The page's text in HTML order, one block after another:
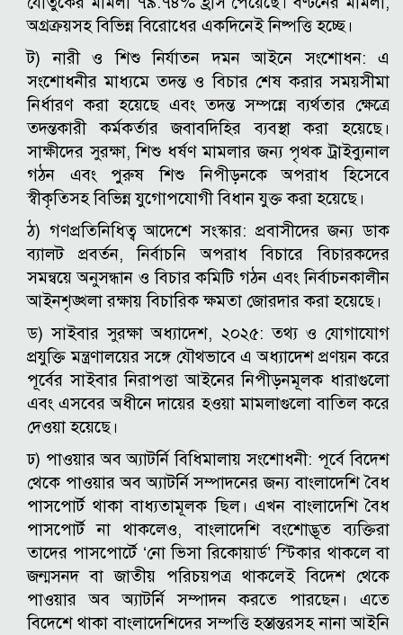
অগ্রক্রয়সহ বিভিন্ন বিরোধের একদিনেই নিষ্পত্তি হচ্ছে।
ট) নারী ও শিশু নির্যাতন দমন আইনে সংশোধন: এ
সংশোধনীর মাধ্যমে তদন্ত ও বিচার শেষ করার সময়সীমা
নির্ধারণ করা হয়েছে এবং তদন্ত সম্পন্নে ব্যর্থতার ক্ষেত্রে
তদন্তকারী কর্মকর্তার জবাবদিহির ব্যবস্থা করা হয়েছে।
সাক্ষীদের সুরক্ষা, শিশু ধর্ষণ মামলার জন্য পৃথক ট্রাইব্যুনাল
গঠন এবং পুরুষ শিশু নিপীড়নকে অপরাধ হিসেবে
স্বীকৃতিসহ বিভিন্ন যুগোপযোগী বিধান যুক্ত করা হয়েছে।
ঠ) গণপ্রতিনিধিত্ব আদেশে সংস্কার: প্রবাসীদের জন্য ডাক
ব্যালট প্রবর্তন, নির্বাচনি অপরাধ বিচারে বিচারকদের
সমন্বয়ে অনুসন্ধান ও বিচার কমিটি গঠন এবং নির্বাচনকালীন
আইনশৃঙ্খলা রক্ষায় বিচারিক ক্ষমতা জোরদার করা হয়েছে।
ড) সাইবার সুরক্ষা অধ্যাদেশ, ২০২৫: তথ্য ও যোগাযোগ
প্রযুক্তি মন্ত্রণালয়ের সঙ্গে যৌথভাবে এ অধ্যাদেশ প্রণয়ন করে
পূর্বের সাইবার নিরাপত্তা আইনের নিপীড়নমূলক ধারাগুলো
এবং এসবের অধীনে দায়ের হওয়া মামলাগুলো বাতিল করে
দেওয়া হয়েছে।
ঢ) পাওয়ার অব অ্যাটর্নি বিধিমালায় সংশোধনী: পূর্বে বিদেশ
থেকে পাওয়ার অব অ্যাটর্নি সম্পাদনের জন্য বাংলাদেশি বৈধ
পাসপোর্ট থাকা বাধ্যতামূলক ছিল। এখন বাংলাদেশি বৈধ
পাসপোর্ট না থাকলেও, বাংলাদেশি বংশোদ্ভূত ব্যক্তিরা
তাদের পাসপোর্টে ‘নো ভিসা রিকোয়ার্ড’ স্টিকার থাকলে বা
জন্মসনদ বা জাতীয় পরিচয়পত্র থাকলেই বিদেশ থেকে
পাওয়ার অব অ্যাটর্নি সম্পাদন করতে পারছেন। এতে
বিদেশে থাকা বাংলাদেশিদের সম্পত্তি হস্তান্তরসহ নানা আইনি